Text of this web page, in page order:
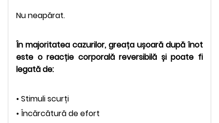
Nu neapărat.
În majoritatea cazurilor, greața ușoară după înot
este o reacție corporală reversibilă și poate fi
legată de:
• Stimuli scurți
• Încărcătură de efort